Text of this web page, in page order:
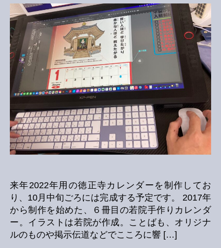
正
寺
カ
レ
ン
ダ
ー
を
制
中
へ
の
来年2022年用の徳正寺カレンダーを制作してお
り、10月中旬ごろには完成する予定です。 2017年
から制作を始めた、６冊目の若院手作りカレンダ
ー。イラストは若院が作成。ことばも、オリジナ
ルのものや掲示伝道などでこころに響 […]